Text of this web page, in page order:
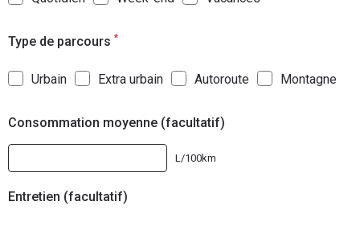
Type de parcours *
Urbain Extra urbain Autoroute Montagne
Consommation moyenne (facultatif)
L/100km
Entretien (facultatif)